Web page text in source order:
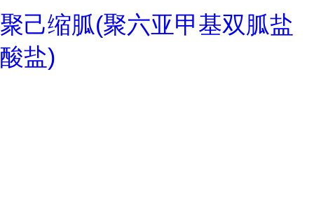
聚己缩胍(聚六亚甲基双胍盐
酸盐)